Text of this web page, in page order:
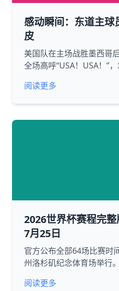
感动瞬间：东道主球
皮
美国队在主场战胜墨西哥
全场高呼“USA！USA！”
阅读更多
2026世界杯赛程完
7月25日
官方公布全部64场比赛时
州洛杉矶纪念体育场举行。
阅读更多